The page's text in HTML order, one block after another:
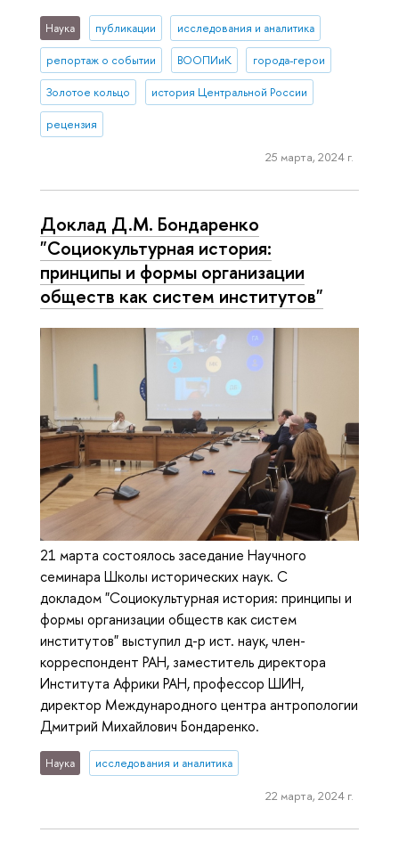
Наука публикации исследования и аналитика
репортаж о событии ВООПИиК города-герои
Золотое кольцо история Центральной России
рецензия
25 марта, 2024 г.
Доклад Д.М. Бондаренко
"Социокультурная история:
принципы и формы организации
обществ как систем институтов"
21 марта состоялось заседание Научного
семинара Школы исторических наук. С
докладом "Социокультурная история: принципы и
формы организации обществ как систем
институтов" выступил д-р ист. наук, член-
корреспондент РАН, заместитель директора
Института Африки РАН, профессор ШИН,
директор Международного центра антропологии
Дмитрий Михайлович Бондаренко.
Наука исследования и аналитика
22 марта, 2024 г.